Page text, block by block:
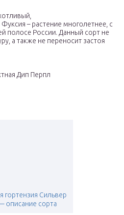
– растение многолетнее, с
полосе России. Данный сорт не
а также не переносит застоя
Дип Перпл
гортензия Сильвер
описание сорта